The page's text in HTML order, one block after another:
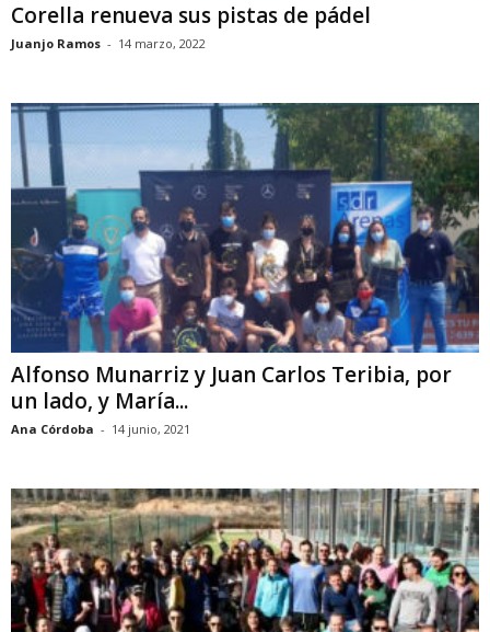
Corella renueva sus pistas de pádel
Juanjo Ramos - 14 marzo, 2022
Alfonso Munarriz y Juan Carlos Teribia, por
un lado, y María...
Ana Córdoba - 14 junio, 2021